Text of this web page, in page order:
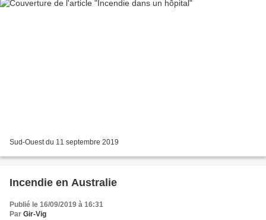
Sud-Ouest du 11 septembre 2019
Incendie en Australie
Publié le 16/09/2019 à 16:31
Par Gir-Vig